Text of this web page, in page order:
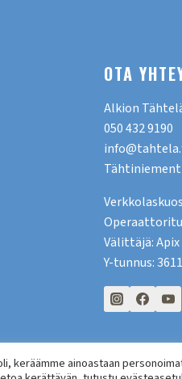
OTA
Alkion
050 432 9190
Välittäjä: Apix
Y-tunnus:
©
keräämme ainoastaan